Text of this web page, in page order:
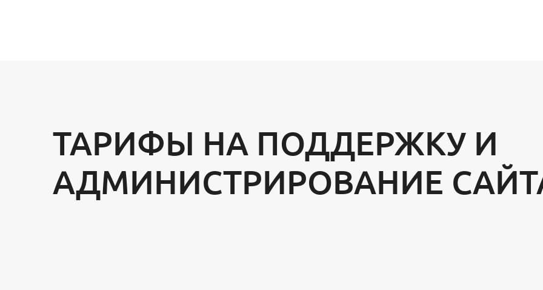
ТАРИФЫ НА ПОДДЕРЖКУ И
АДМИНИСТРИРОВАНИЕ